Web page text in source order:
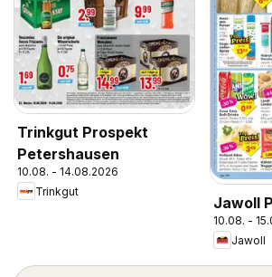
Trinkgut Prospekt
Petershausen
10.08. - 14.08.2026
Trinkgut
Jawoll
10.08. -
Jawoll